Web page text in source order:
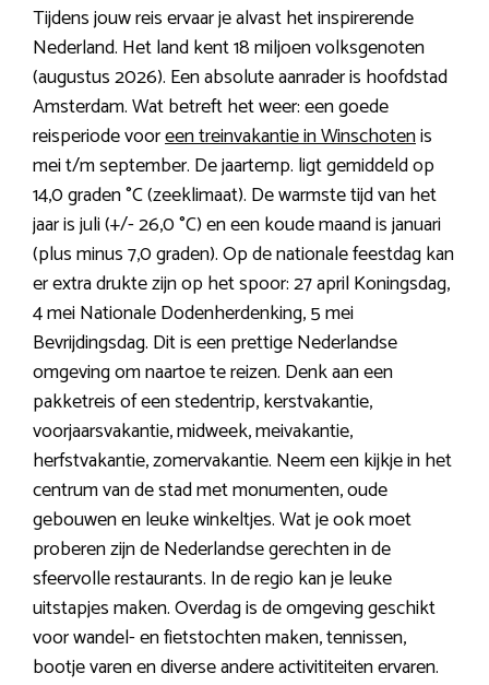
Tijdens jouw reis ervaar je alvast het inspirerende
Nederland. Het land kent 18 miljoen volksgenoten
(augustus 2026). Een absolute aanrader is hoofdstad
Amsterdam. Wat betreft het weer: een goede
reisperiode vooreen treinvakantie in Winschotenis
mei t/m september. De jaartemp. ligt gemiddeld op
14,0 graden °C (zeeklimaat). De warmste tijd van het
jaar is juli (+/- 26,0 °C) en een koude maand is januari
(plus minus 7,0 graden). Op de nationale feestdag kan
er extra drukte zijn op het spoor: 27 april Koningsdag,
4 mei Nationale Dodenherdenking, 5 mei
Bevrijdingsdag. Dit is een prettige Nederlandse
omgeving om naartoe te reizen. Denk aan een
pakketreis of een stedentrip, kerstvakantie,
voorjaarsvakantie, midweek, meivakantie,
herfstvakantie, zomervakantie. Neem een kijkje in het
centrum van de stad met monumenten, oude
gebouwen en leuke winkeltjes. Wat je ook moet
proberen zijn de Nederlandse gerechten in de
sfeervolle restaurants. In de regio kan je leuke
uitstapjes maken. Overdag is de omgeving geschikt
voor wandel- en fietstochten maken, tennissen,
bootje varen en diverse andere activititeiten ervaren.